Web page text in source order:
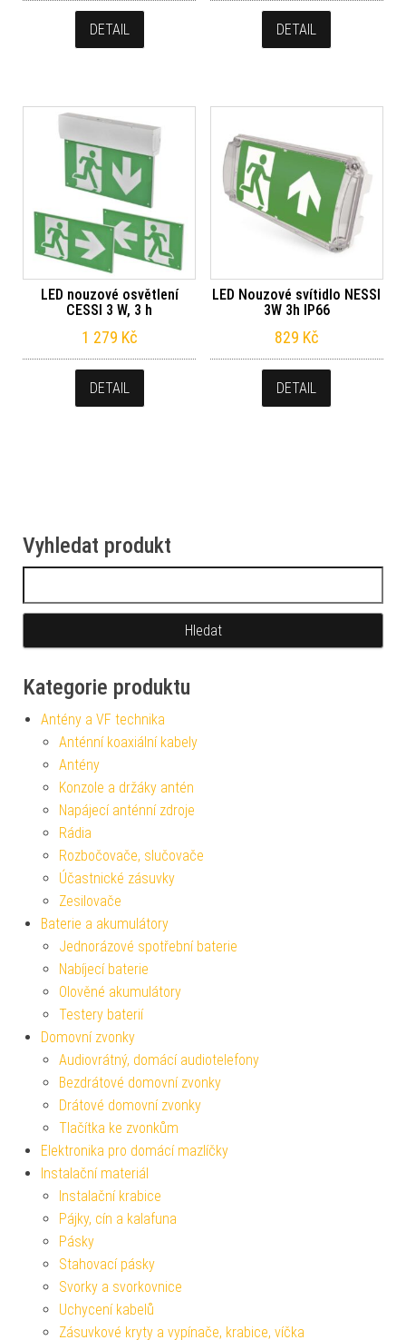
DETAIL DETAIL
LED nouzové osvětlení
CESSI 3 W, 3 h
1 279 Kč
DETAIL
LED Nouzové svítidlo NESSI
3W 3h IP66
829 Kč
DETAIL
Vyhledat produkt
Kategorie produktu
Antény a VF technika
Anténní koaxiální kabely
Antény
Konzole a držáky antén
Napájecí anténní zdroje
Rádia
Rozbočovače, slučovače
Účastnické zásuvky
Zesilovače
Baterie a akumulátory
Jednorázové spotřební baterie
Nabíjecí baterie
Olověné akumulátory
Testery baterií
Domovní zvonky
Audiovrátný, domácí audiotelefony
Bezdrátové domovní zvonky
Drátové domovní zvonky
Tlačítka ke zvonkům
Elektronika pro domácí mazlíčky
Instalační materiál
Instalační krabice
Pájky, cín a kalafuna
Pásky
Stahovací pásky
Svorky a svorkovnice
Uchycení kabelů
Zásuvkové kryty a vypínače, krabice, víčka